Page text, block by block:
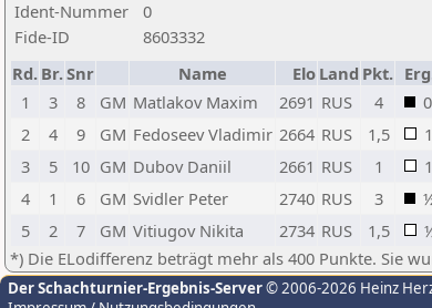
Ident-Nummer
0
Fide-ID
8603332
Rd. Br.Snr Name Elo Land Pkt.
1
3 8 GM Matlakov Maxim 2691 RUS 4
0
2
4 9 GM Fedoseev Vladimir 2664 RUS 1,5
1
3
5 10 GM Dubov Daniil 2661 RUS 1
1
4
1 6 GM Svidler Peter 2740 RUS 3
5
2 7 GM Vitiugov Nikita 2734 RUS 1,5
*) Die ELodifferenz beträgt mehr als 400 Punkte. Sie
Der Schachturnier-Ergebnis-Server© 2006-2026 Heinz